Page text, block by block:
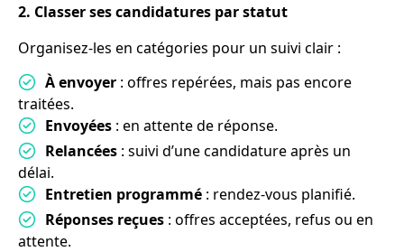
2. Classer ses candidatures par statut
Organisez-les en catégories pour un suivi clair :
À envoyer : offres repérées, mais pas encore
traitées.
Envoyées : en attente de réponse.
Relancées : suivi d’une candidature après un
délai.
Entretien programmé : rendez-vous planifié.
Réponses reçues : offres acceptées, refus ou en
attente.